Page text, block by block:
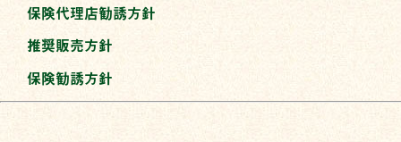
保険代理店勧誘方針
推奨販売方針
保険勧誘方針